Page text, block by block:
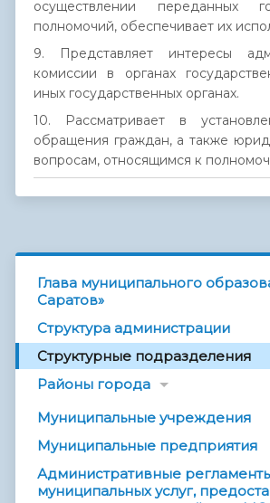
осуществлении переданных
полномочий, обеспечивает их
9. Представляет интересы
комиссии в органах
иных государственных органах.
10. Рассматривает в
обращения граждан, а также
вопросам, относящимся к
Глава муниципального
Саратов»
Структура администрации
Структурные подразделения
Районы города
Муниципальные учреждения
Муниципальные предприятия
Административные
муниципальных услуг,